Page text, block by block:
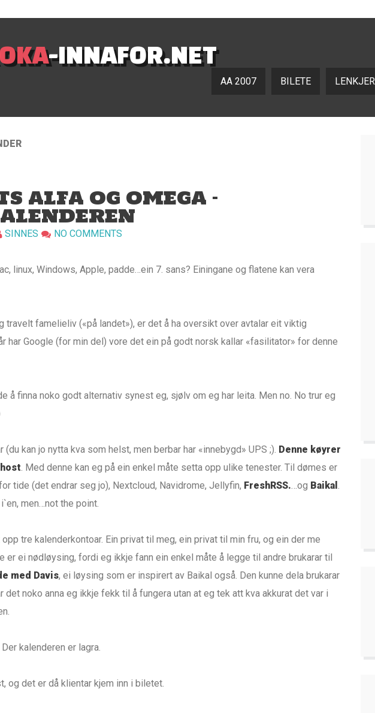
-INNAFOR.NET
AA 2007 BILETE LENKJER
ALFA OG OMEGA –
SINNES NO COMMENTS
linux, Windows, Apple, padde…ein 7. sans? Einingane og flatene kan vera
travelt famelieliv («på landet»), er det å ha oversikt over avtalar eit viktig
har Google (for min del) vore det ein på godt norsk kallar «fasilitator» for denne
å finna noko godt alternativ synest eg, sjølv om eg har leita. Men no. No trur eg
(du kan jo nytta kva som helst, men berbar har «innebygd» UPS ;). Denne køyrer
. Med denne kan eg på ein enkel måte setta opp ulike tenester. Til dømes er
tide (det endrar seg jo), Nextcloud, Navidrome, Jellyfin, FreshRSS.…og Baikal .
men…not the point.
tre kalenderkontoar. Ein privat til meg, ein privat til min fru, og ein der me
er ei nødløysing, fordi eg ikkje fann ein enkel måte å legge til andre brukarar til
med Davis, ei løysing som er inspirert av Baikal også. Den kunne dela brukarar
det noko anna eg ikkje fekk til å fungera utan at eg tek att kva akkurat det var i
kalenderen er lagra.
og det er då klientar kjem inn i biletet.